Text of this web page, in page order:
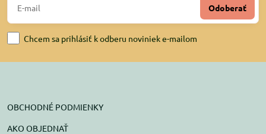
Odoberať
Chcem sa prihlásiť k odberu noviniek e-mailom
OBCHODNÉ PODMIENKY
AKO OBJEDNAŤ